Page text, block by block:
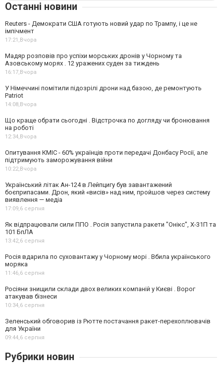
Останні новини
Reuters - Демократи США готують новий удар по Трампу, і це не
імпічмент
17:21,Вчора
Мадяр розповів про успіхи морських дронів у Чорному та
Азовському морях . 12 уражених суден за тиждень
16:17,Вчора
У Німеччині помітили підозрілі дрони над базою, де ремонтують
Patriot
14:08,Вчора
Що краще обрати сьогодні . Відстрочка по догляду чи бронювання
на роботі
12:34,Вчора
Опитування КМІС - 60% українців проти передачі Донбасу Росії, але
підтримують заморожування війни
10:22,Вчора
Український літак Ан-124 в Лейпцигу був завантажений
боєприпасами. Дрон, який «висів» над ним, пройшов через систему
виявлення — медіа
17:09,6 серпня
Як відпрацювали сили ППО . Росія запустила ракети "Онікс", Х-31П та
101 БпЛА
13:42,6 серпня
Росія вдарила по суховантажу у Чорному морі . Вбила українського
моряка
11:46,6 серпня
Росіяни знищили склади двох великих компаній у Києві . Ворог
атакував бізнеси
10:34,6 серпня
Зеленський обговорив із Рютте постачання ракет-перехоплювачів
для України
09:44,6 серпня
Рубрики новин